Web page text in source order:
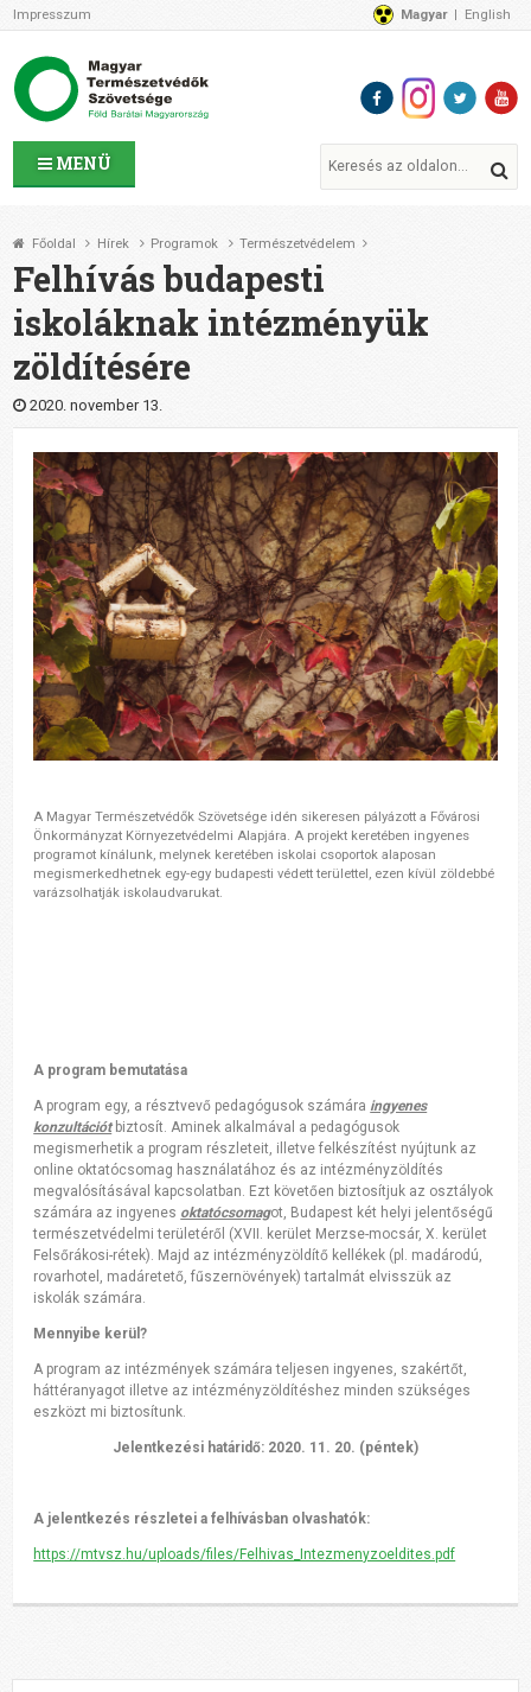
MENÜ
Impresszum Magyar English
Az MTVSZ-ről
Programok
MTVSZ ügyek és események
Tagszervezetek
Támogatóink
CSATLAKOZZ hozzánk!
Elérhetőségeink
1%
Segítsd a munkánkat!
Főoldal Hírek Programok Természetvédelem
Felhívás budapesti
iskoláknak intézményük
zöldítésére
2020. november 13.
A Magyar Természetvédők Szövetsége idén sikeresen pályázott a Fővárosi
Önkormányzat Környezetvédelmi Alapjára. A projekt keretében ingyenes
programot kínálunk, melynek keretében iskolai csoportok alaposan
megismerkedhetnek egy-egy budapesti védett területtel, ezen kívül zöldebbé
varázsolhatják iskolaudvarukat.
A program bemutatása
A program egy, a résztvevő pedagógusok számára ingyenes
konzultációtbiztosít. Aminek alkalmával a pedagógusok
megismerhetik a program részleteit, illetve felkészítést nyújtunk az
online oktatócsomag használatához és az intézményzöldítés
megvalósításával kapcsolatban. Ezt követően biztosítjuk az osztályok
számára az ingyenes oktatócsomagot, Budapest két helyi jelentőségű
természetvédelmi területéről (XVII. kerület Merzse-mocsár, X. kerület
Felsőrákosi-rétek). Majd az intézményzöldítő kellékek (pl. madárodú,
rovarhotel, madáretető, fűszernövények) tartalmát elvisszük az
iskolák számára.
Mennyibe kerül?
A program az intézmények számára teljesen ingyenes, szakértőt,
háttéranyagot illetve az intézményzöldítéshez minden szükséges
eszközt mi biztosítunk.
Jelentkezési határidő: 2020. 11. 20. (péntek)
A jelentkezés részletei a felhívásban olvashatók:
https://mtvsz.hu/uploads/files/Felhivas_Intezmenyzoeldites.pdf